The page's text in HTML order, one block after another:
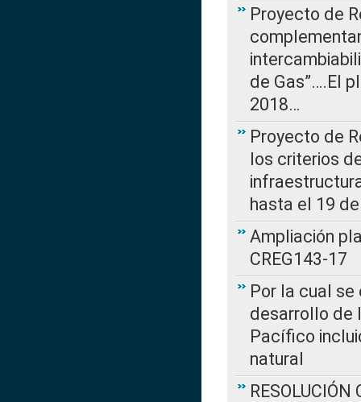
Proyecto de
de Gas”….El
2018…
Proyecto de
los criterios
hasta el 19
Ampliación
CREG143-17
Por la cual
desarrollo de
Pacífico
natural